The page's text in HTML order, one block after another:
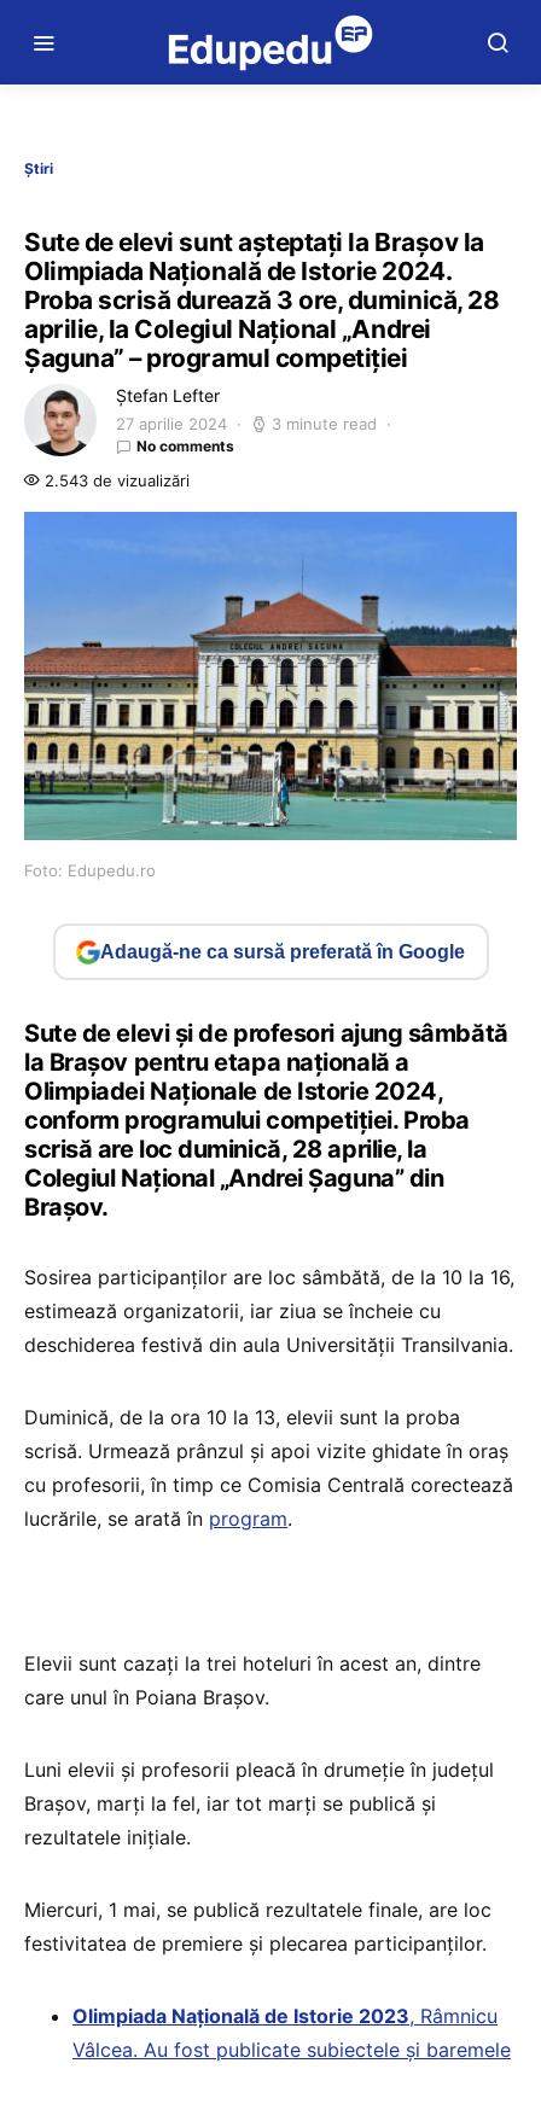
Știri
Sute de elevi sunt așteptați la Brașov la
Olimpiada Națională de Istorie 2024.
Proba scrisă durează 3 ore, duminică, 28
aprilie, la Colegiul Național „Andrei
Șaguna” – programul competiției
Ștefan Lefter
27 aprilie 2024 3 minute read
No comments
2.543 de vizualizări
Foto: Edupedu.ro
Adaugă-ne ca sursă preferată în Google
Sute de elevi și de profesori ajung sâmbătă
la Brașov pentru etapa națională a
Olimpiadei Naționale de Istorie 2024,
conform programului competiției. Proba
scrisă are loc duminică, 28 aprilie, la
Colegiul Național „Andrei Șaguna” din
Brașov.
Sosirea participanților are loc sâmbătă, de la 10 la 16,
estimează organizatorii, iar ziua se încheie cu
deschiderea festivă din aula Universității Transilvania.
Duminică, de la ora 10 la 13, elevii sunt la proba
scrisă. Urmează prânzul și apoi vizite ghidate în oraș
cu profesorii, în timp ce Comisia Centrală corectează
lucrările, se arată în program.
Elevii sunt cazați la trei hoteluri în acest an, dintre
care unul în Poiana Brașov.
Luni elevii și profesorii pleacă în drumeție în județul
Brașov, marți la fel, iar tot marți se publică și
rezultatele inițiale.
Miercuri, 1 mai, se publică rezultatele finale, are loc
festivitatea de premiere și plecarea participanților.
Olimpiada Națională de Istorie 2023, Râmnicu
Vâlcea. Au fost publicate subiectele și baremele